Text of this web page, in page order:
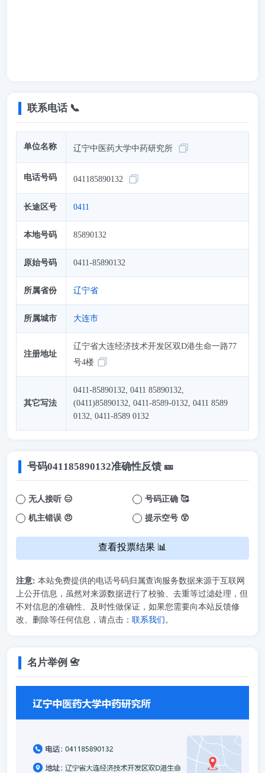
联系电话 📞
单位名称 辽宁中医药大学中药研究所
电话号码 041185890132
长途区号 0411
本地号码 85890132
原始号码 0411-85890132
所属省份 辽宁省
所属城市 大连市
注册地址
辽宁省大连经济技术开发区双D港生命一路77
号4楼
其它写法
0411-85890132, 0411 85890132,
(0411)85890132, 0411-8589-0132, 0411 8589
0132, 0411-8589 0132
号码041185890132准确性反馈 🎫
无人接听 😑 号码正确 🥰
机主错误 😠 提示空号 😲
查看投票结果 📊
注意: 本站免费提供的电话号码归属查询服务数据来源于互联网
上公开信息，虽然对来源数据进行了校验、去重等过滤处理，但
不对信息的准确性、及时性做保证，如果您需要向本站反馈修
改、删除等任何信息，请点击： 联系我们 。
名片举例 📇